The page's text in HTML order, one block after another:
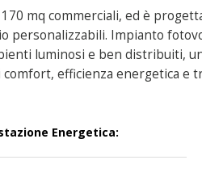
mq commerciali, ed è
personalizzabili. Impianto
luminosi e ben distribuiti,
efficienza energetica e
Energetica: